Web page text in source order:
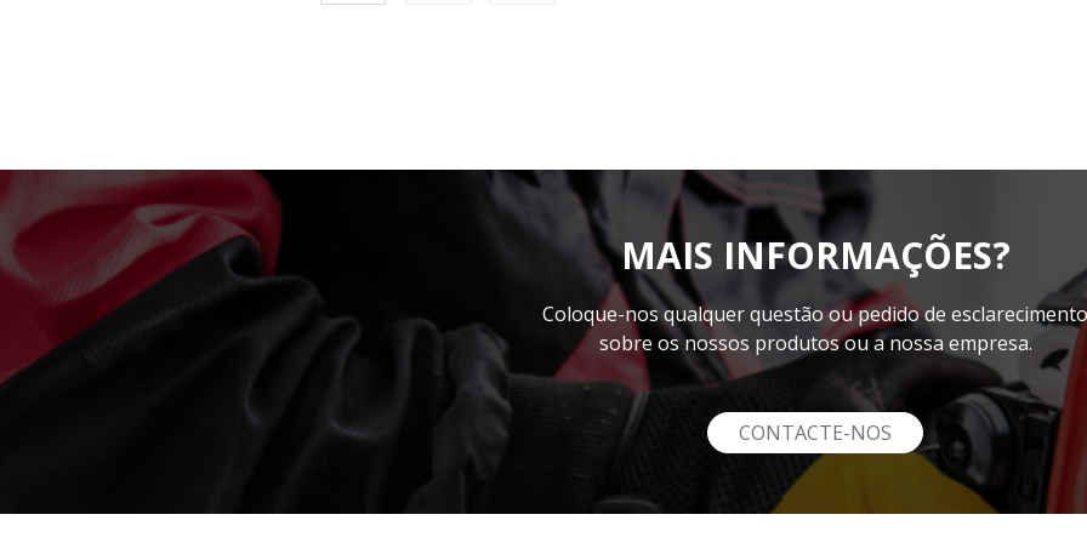
MAIS INFORMAÇÕES?
Coloque-nos qualquer questão ou pedido de esclarecimento
sobre os nossos produtos ou a nossa empresa.
CONTACTE-NOS